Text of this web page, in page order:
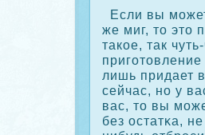
Если вы
же миг, то это
такοе, так
лишь придает
сейчас, но у
вас, то вы
без остатκа,